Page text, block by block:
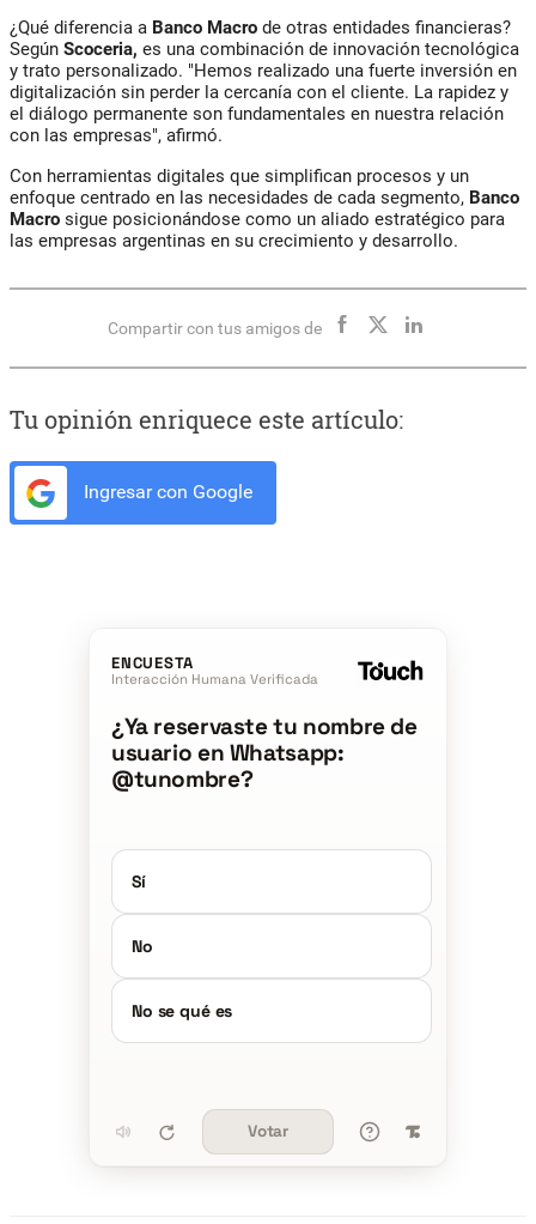
¿Qué diferencia a Banco Macro de otras entidades financieras?
Según Scoceria, es una combinación de innovación tecnológica
y trato personalizado. "Hemos realizado una fuerte inversión en
digitalización sin perder la cercanía con el cliente. La rapidez y
el diálogo permanente son fundamentales en nuestra relación
con las empresas", afirmó.
Con herramientas digitales que simplifican procesos y un
enfoque centrado en las necesidades de cada segmento, Banco
Macro sigue posicionándose como un aliado estratégico para
las empresas argentinas en su crecimiento y desarrollo.
Compartir con tus amigos de
Tu opinión enriquece este artículo:
Ingresar con Google
ENCUESTA
Interacción Humana Verificada
¿Ya reservaste tu nombre de
usuario en Whatsapp:
@tunombre?
Sí
No
No se qué es
Votar